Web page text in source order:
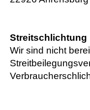
Streitschlichtung
Wir sind nicht